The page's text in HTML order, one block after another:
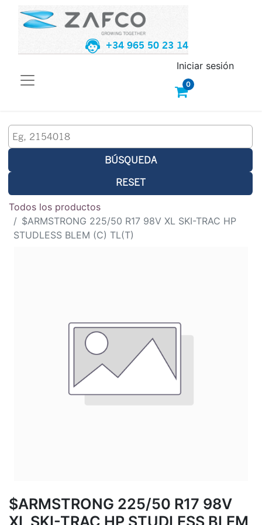
+34 965 50 23 14
0
Iniciar sesión
BÚSQUEDA
RESET
Todos los productos
$ARMSTRONG 225/50 R17 98V XL SKI-TRAC HP
STUDLESS BLEM (C) TL(T)
$ARMSTRONG 225/50 R17 98V
XL SKI-TRAC HP STUDLESS BLEM